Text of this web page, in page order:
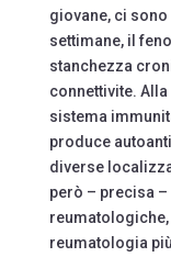
giovane, ci
settimane, il
stanchezza
connettivite. Alla
sistema
produce
diverse
però – precisa
reumatologia